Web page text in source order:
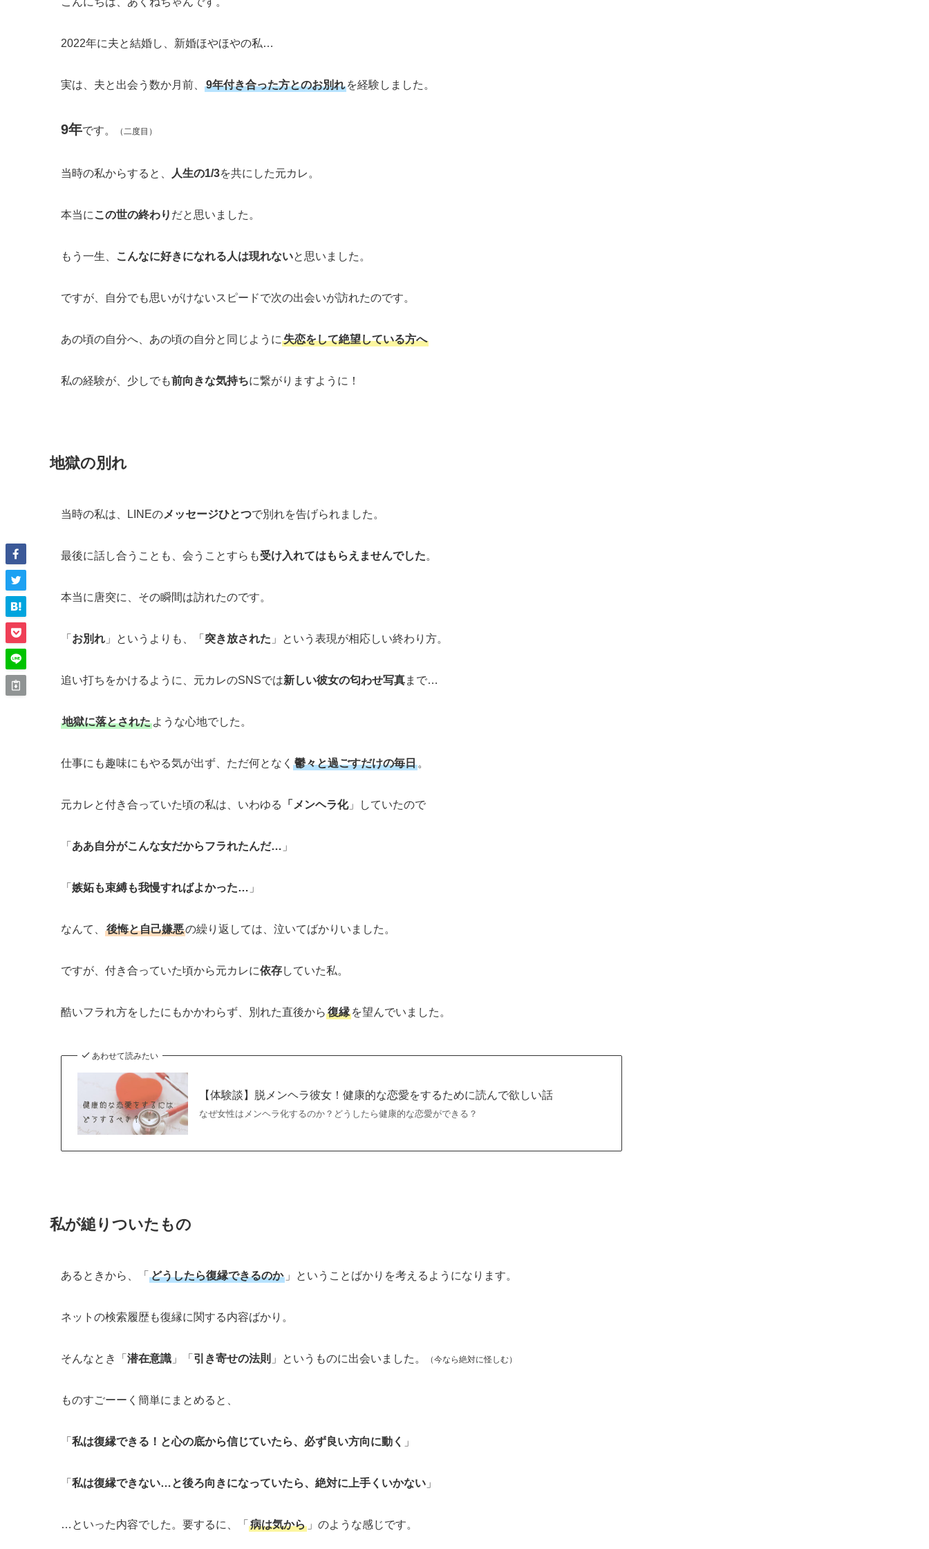
2022年に夫と結婚し、新婚ほやほやの私…
実は、夫と出会う数か月前、 9年付き合った方とのお別れ を経験しました。
9年です。 （二度目）
当時の私からすると、 人生の1/3を共にした元カレ。
本当に この世の終わり だと思いました。
もう一生、 こんなに好きになれる人は現れないと思いました。
ですが、自分でも思いがけないスピードで次の出会いが訪れたのです。
あの頃の自分へ、あの頃の自分と同じように 失恋をして絶望している方へ
私の経験が、少しでも前向きな気持ちに繋がりますように！
地獄の別れ
当時の私は、LINEのメッセージひとつで別れを告げられました。
最後に話し合うことも、会うことすらも受け入れてはもらえませんでした。
本当に唐突に、その瞬間は訪れたのです。
「 お別れ 」というよりも、「 突き放された 」という表現が相応しい終わり方。
追い打ちをかけるように、元カレのSNSでは新しい彼女の匂わせ写真まで…
地獄に落とされた ような心地でした。
仕事にも趣味にもやる気が出ず、ただ何となく 鬱々と過ごすだけの毎日 。
元カレと付き合っていた頃の私は、いわゆる 「メンヘラ化」していたので
「 ああ自分がこんな女だからフラれたんだ… 」
「 嫉妬も束縛も我慢すればよかった… 」
なんて、 後悔と自己嫌悪の繰り返しては、泣いてばかりいました。
ですが、付き合っていた頃から元カレに依存していた私。
酷いフラれ方をしたにもかかわらず、別れた直後から 復縁 を望んでいました。
あわせて読みたい
【体験談】脱メンヘラ彼女！健康的な恋愛をするために読んで欲しい話
なぜ女性はメンヘラ化するのか？どうしたら健康的な恋愛ができる？
私が縋りついたもの
あるときから、「 どうしたら復縁できるのか 」ということばかりを考えるようになります。
ネットの検索履歴も復縁に関する内容ばかり。
そんなとき「 潜在意識 」「 引き寄せの法則 」というものに出会いました。 （今なら絶対に怪しむ）
ものすごーーく簡単にまとめると、
「 私は復縁できる！と心の底から信じていたら、必ず良い方向に動く 」
「 私は復縁できない…と後ろ向きになっていたら、絶対に上手くいかない 」
…といった内容でした。要するに、「 病は気から 」のような感じです。